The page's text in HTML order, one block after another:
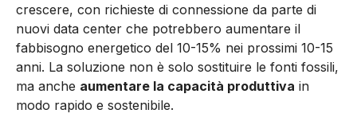
crescere, con richieste di connessione da parte di
nuovi data center che potrebbero aumentare il
fabbisogno energetico del 10-15% nei prossimi 10-15
anni. La soluzione non è solo sostituire le fonti fossili,
ma anche aumentare la capacità produttiva in
modo rapido e sostenibile.